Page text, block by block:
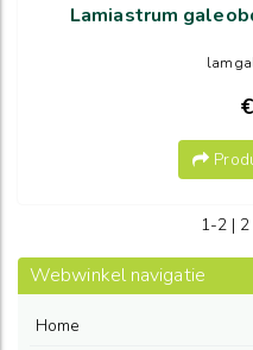
Lamiastrum
1-2 |
Webwinkel navigatie
Home